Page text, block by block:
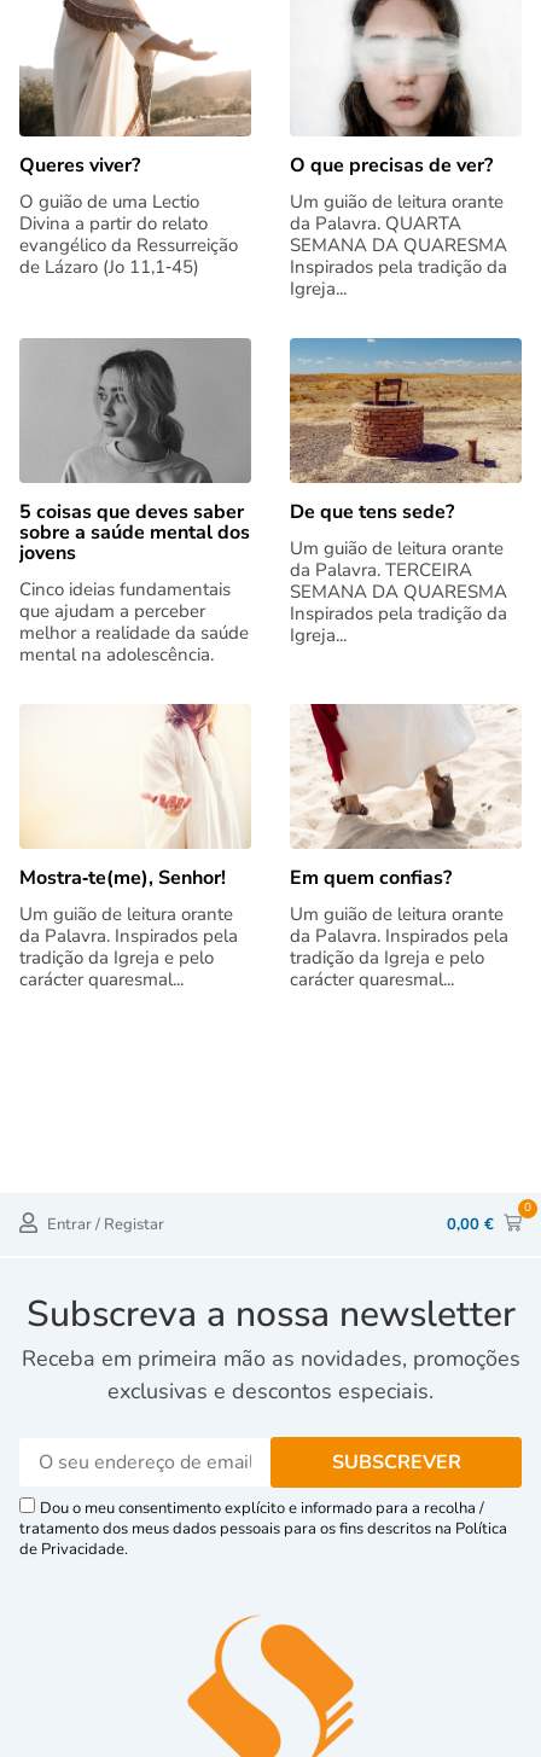
Queres viver?
O guião de uma Lectio
Divina a partir do relato
evangélico da Ressurreição
de Lázaro (Jo 11,1‑45)
O que precisas de ver?
Um guião de leitura orante
da Palavra. QUARTA
SEMANA DA QUARESMA
Inspirados pela tradição da
Igreja...
5 coisas que deves saber
sobre a saúde mental dos
jovens
Cinco ideias fundamentais
que ajudam a perceber
melhor a realidade da saúde
mental na adolescência.
De que tens sede?
Um guião de leitura orante
da Palavra. TERCEIRA
SEMANA DA QUARESMA
Inspirados pela tradição da
Igreja...
Mostra‑te(me), Senhor!
Um guião de leitura orante
da Palavra. Inspirados pela
tradição da Igreja e pelo
carácter quaresmal...
Em quem confias?
Um guião de leitura orante
da Palavra. Inspirados pela
tradição da Igreja e pelo
carácter quaresmal...
Entrar / Registar 0,00 €
0
Subscreva a nossa newsletter
Receba em primeira mão as novidades, promoções
exclusivas e descontos especiais.
Dou o meu consentimento explícito e informado para a recolha /
tratamento dos meus dados pessoais para os fins descritos na Política
de Privacidade.